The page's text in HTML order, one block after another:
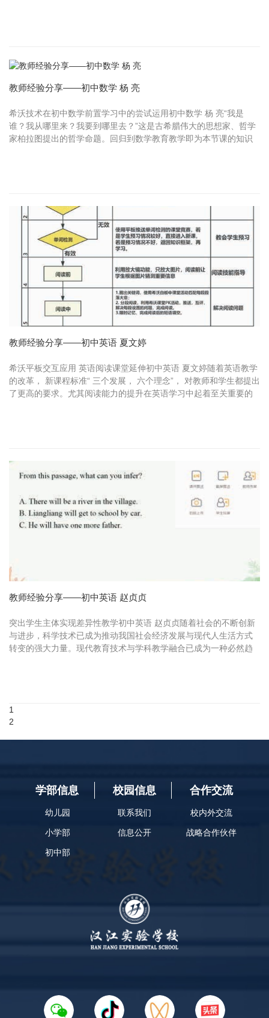
教师经验分享——初中数学 杨 亮
希沃技术在初中数学前置学习中的尝试运用初中数学 杨 亮“我是
谁？我从哪里来？我要到哪里去？”这是古希腊伟大的思想家、哲学
家柏拉图提出的哲学命题。回归到数学教育教学即为本节课的知识
教师经验分享——初中英语 夏文婷
希沃平板交互应用 英语阅读课堂延伸初中英语 夏文婷随着英语教学
的改革， 新课程标准“ 三个发展， 六个理念”， 对教师和学生都提出
了更高的要求。尤其阅读能力的提升在英语学习中起着至关重要的
教师经验分享——初中英语 赵贞贞
突出学生主体实现差异性教学初中英语 赵贞贞随着社会的不断创新
与进步，科学技术已成为推动我国社会经济发展与现代人生活方式
转变的强大力量。现代教育技术与学科教学融合已成为一种必然趋
1
2
学部信息
幼儿园
小学部
初中部
校园信息
联系我们
信息公开
合作交流
校内外交流
战略合作伙伴